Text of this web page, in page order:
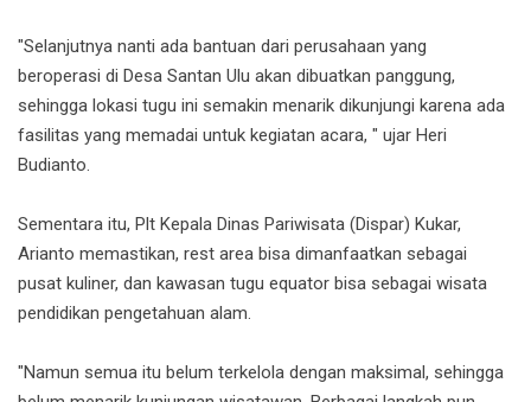
"Selanjutnya nanti ada bantuan dari perusahaan yang
beroperasi di Desa Santan Ulu akan dibuatkan panggung,
sehingga lokasi tugu ini semakin menarik dikunjungi karena ada
fasilitas yang memadai untuk kegiatan acara, " ujar Heri
Budianto.
Sementara itu, Plt Kepala Dinas Pariwisata (Dispar) Kukar,
Arianto memastikan, rest area bisa dimanfaatkan sebagai
pusat kuliner, dan kawasan tugu equator bisa sebagai wisata
pendidikan pengetahuan alam.
"Namun semua itu belum terkelola dengan maksimal, sehingga